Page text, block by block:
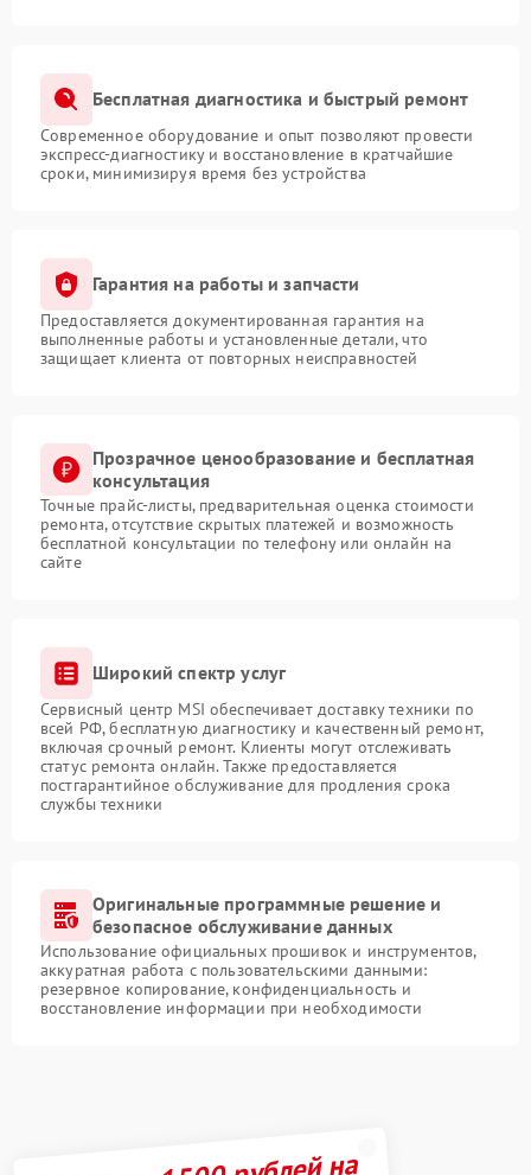
Бесплатная диагностика и быстрый ремонт
Современное оборудование и опыт позволяют провести
экспресс-диагностику и восстановление в кратчайшие
сроки, минимизируя время без устройства
Гарантия на работы и запчасти
Предоставляется документированная гарантия на
выполненные работы и установленные детали, что
защищает клиента от повторных неисправностей
Прозрачное ценообразование и бесплатная
консультация
Точные прайс-листы, предварительная оценка стоимости
ремонта, отсутствие скрытых платежей и возможность
бесплатной консультации по телефону или онлайн на
сайте
Широкий спектр услуг
Сервисный центр MSI обеспечивает доставку техники по
всей РФ, бесплатную диагностику и качественный ремонт,
включая срочный ремонт. Клиенты могут отслеживать
статус ремонта онлайн. Также предоставляется
постгарантийное обслуживание для продления срока
службы техники
Оригинальные программные решение и
безопасное обслуживание данных
Использование официальных прошивок и инструментов,
аккуратная работа с пользовательскими данными:
резервное копирование, конфиденциальность и
восстановление информации при необходимости